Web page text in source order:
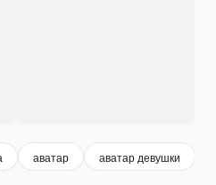
аватар аватар девушки